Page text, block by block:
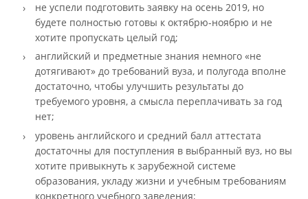
не успели подготовить заявку на осень 2019, но
будете полностью готовы к октябрю-ноябрю и не
хотите пропускать целый год;
английский и предметные знания немного «не
дотягивают» до требований вуза, и полугода вполне
достаточно, чтобы улучшить результаты до
требуемого уровня, а смысла переплачивать за год
нет;
уровень английского и средний балл аттестата
достаточны для поступления в выбранный вуз, но вы
хотите привыкнуть к зарубежной системе
образования, укладу жизни и учебным требованиям
конкретного учебного заведения;